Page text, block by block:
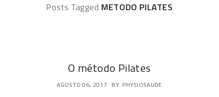
Posts Tagged METODO PILATES
O método Pilates
AGOSTO 06, 2017 BY PHYSIOSAUDE